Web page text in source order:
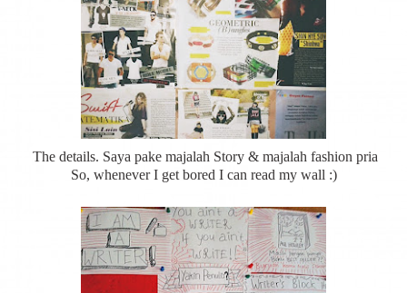
The details. Saya pake majalah Story & majalah fashion pria
So, whenever I get bored I can read my wall :)